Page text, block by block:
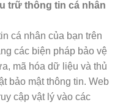
trữ thông tin cá nhân
cá nhân của bạn trên
các biện pháp bảo vệ
mã hóa dữ liệu và thủ
bảo mật thông tin. Web
cập vật lý vào các